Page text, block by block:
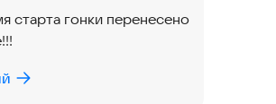
старта гонки перенесено